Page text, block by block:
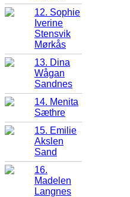
12. Sophie
Iverine
Stensvik
Mørkås
13. Dina
Wågan
Sandnes
14. Menita
Sæthre
15. Emilie
Akslen
Sand
16.
Madelen
Langnes